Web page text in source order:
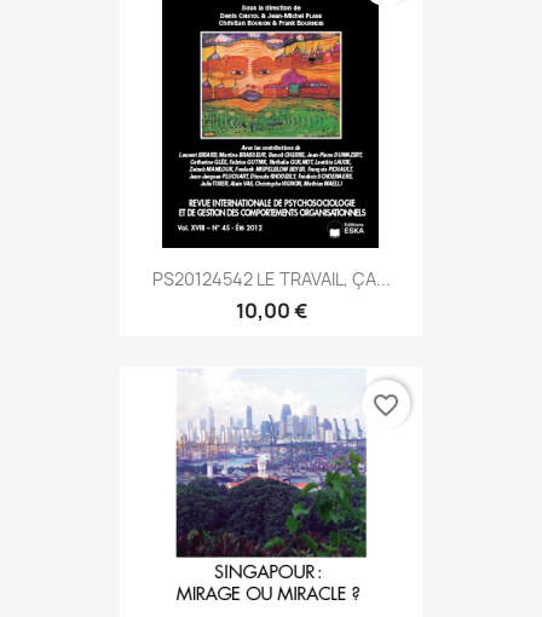
PS20124542 LE TRAVAIL, ÇA...
10,00 €
favorite_border